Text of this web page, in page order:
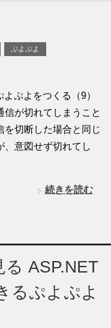
ぷよぷよ
ぷよをつくる（9）
が切れてしまうこと
を切断した場合と同じ
、意図せず切れてし
続きを読む
ASP.NET
るぷよぷよ